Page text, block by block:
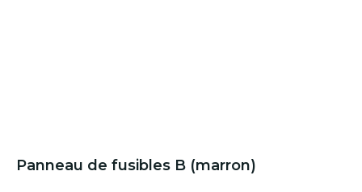
Panneau de fusibles B (marron)